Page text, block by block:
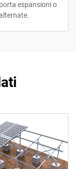
espansioni o